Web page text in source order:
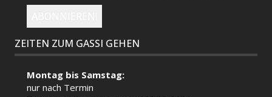
ZEITEN ZUM GASSI GEHEN
Montag bis Samstag:
nur nach Termin